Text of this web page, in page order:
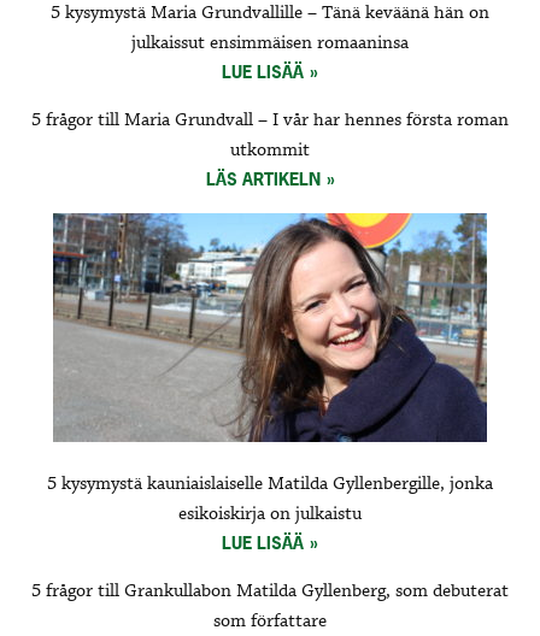
5 kysymystä Maria Grundvallille – Tänä keväänä hän on
julkaissut ensimmäisen romaaninsa
LUE LISÄÄ
5 frågor till Maria Grundvall – I vår har hennes första roman
utkommit
LÄS ARTIKELN
5 kysymystä kauniaislaiselle Matilda Gyllenbergille, jonka
esikoiskirja on julkaistu
LUE LISÄÄ
5 frågor till Grankullabon Matilda Gyllenberg, som debuterat
som författare